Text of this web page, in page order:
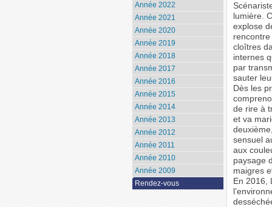
lumière.
explose
cloîtres
internes
par
sauter
Dès les
de rire à
et va
sensuel
aux
paysage
maigres
En 2016,
Année 2022
Année 2021
Année 2020
Année 2019
Année 2018
Année 2017
Année 2016
Année 2015
Année 2014
Année 2013
Année 2012
Année 2011
Année 2010
Année 2009
Rendez-vous